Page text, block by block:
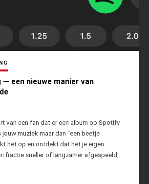
een nieuwe manier van
van een fan dat er een album op Spotify
muziek maar dan “een beetje
het op en ontdekt dat het je eigen
fractie sneller of langzamer afgespeeld,